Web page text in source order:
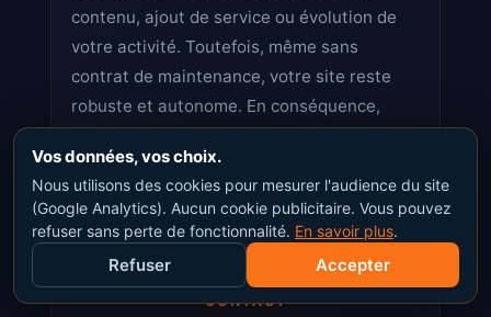
contenu, ajout de service ou évolution de
votre activité. Toutefois, même sans
contrat de maintenance, votre site reste
robuste et autonome. En conséquence,
appartient entièrement, sans dépendance.
CONTACT
Vos données, vos choix.
Nous utilisons des cookies pour mesurer l'audience du site
(Google Analytics). Aucun cookie publicitaire. Vous pouvez
refuser sans perte de fonctionnalité. En savoir plus.
Refuser Accepter